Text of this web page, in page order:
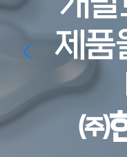
제품
㈜